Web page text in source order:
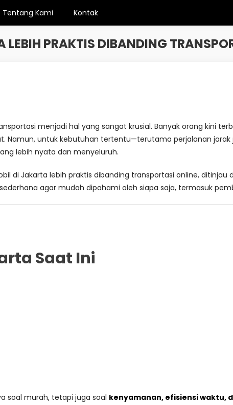
Tentang Kami Kontak
PRAKTIS DIBANDING
menjadi hal yang sangat krusial. Banyak orang kini
Namun, untuk kebutuhan tertentu—terutama perjalanan jarak
lebih nyata dan menyeluruh.
di Jakarta lebih praktis dibanding transportasi online, ditinjau
agar mudah dipahami oleh siapa saja, termasuk
Saat Ini
soal murah, tetapi juga soal kenyamanan, efisiensi waktu,